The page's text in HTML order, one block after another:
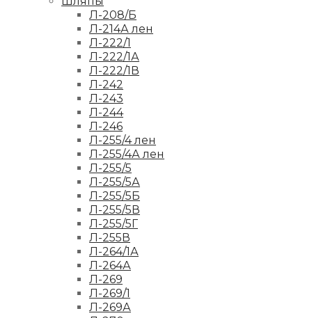
Л-208/Б
Л-214А лен
Л-222/1
Л-222/1А
Л-222/1В
Л-242
Л-243
Л-244
Л-246
Л-255/4 лен
Л-255/4А лен
Л-255/5
Л-255/5А
Л-255/5Б
Л-255/5В
Л-255/5Г
Л-255В
Л-264/1А
Л-264А
Л-269
Л-269/1
Л-269А